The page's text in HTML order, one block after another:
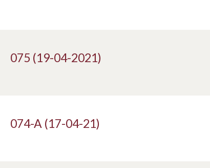
075 (19-04-2021)
074-A (17-04-21)